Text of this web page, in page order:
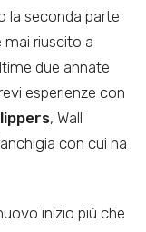
la seconda parte
mai riuscito a
due annate
esperienze con
, Wall
con cui ha
inizio più che